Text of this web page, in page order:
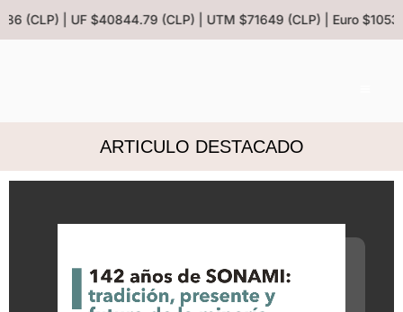
(CLP) | UF $40844.79 (CLP) | UTM $71649 (CLP) | Euro
ARTICULO DESTACADO